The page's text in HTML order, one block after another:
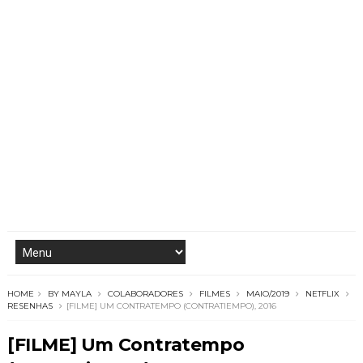
HOME BY MAYLA COLABORADORES FILMES MAIO/2019
NETFLIX
RESENHAS
[FILME] UM CONTRATEMPO (CONTRATIEMPO), 2016
[FILME] Um Contratempo